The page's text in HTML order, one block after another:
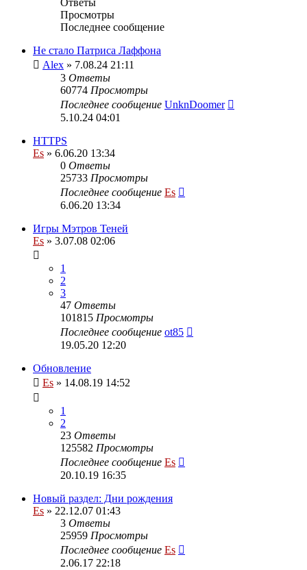
Просмотры
Последнее сообщение
Не стало Патриса Лаффона
Alex » 7.08.24 21:11
3 Ответы
60774 Просмотры
Последнее сообщение UnknDoomer
5.10.24 04:01
HTTPS
Es » 6.06.20 13:34
0 Ответы
25733 Просмотры
Последнее сообщение Es
6.06.20 13:34
Игры Мэтров Теней
Es » 3.07.08 02:06
1
2
3
47 Ответы
101815 Просмотры
Последнее сообщение ot85
19.05.20 12:20
Обновление
Es » 14.08.19 14:52
1
2
23 Ответы
125582 Просмотры
Последнее сообщение Es
20.10.19 16:35
Новый раздел: Дни рождения
Es » 22.12.07 01:43
3 Ответы
25959 Просмотры
Последнее сообщение Es
2.06.17 22:18